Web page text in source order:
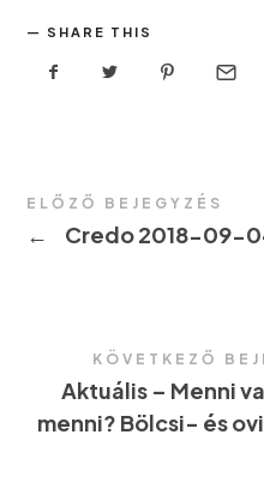
SHARE THIS
ELŐZŐ BEJEGYZÉS
← Credo 2018-09-
KÖVETKEZŐ
Aktuális – Menni
menni? Bölcsi- és